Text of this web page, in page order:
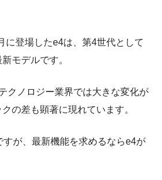
に登場したe4は、第4世代として
モデルです。
クノロジー業界では大きな変化が
の差も顕著に現れています。
が、最新機能を求めるならe4が